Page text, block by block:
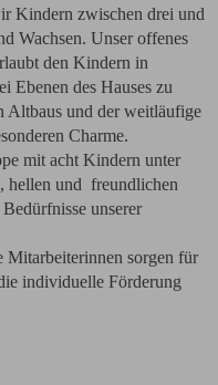
Kindern zwischen drei und
Wachsen. Unser offenes
den Kindern in
Ebenen des Hauses zu
Altbaus und der weitläufige
Charme.
mit acht Kindern unter
hellen und freundlichen
unserer
Mitarbeiterinnen sorgen für
individuelle Förderung